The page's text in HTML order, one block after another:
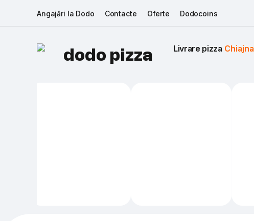
Angajări la Dodo Contacte Oferte Dodocoins
dodo pizza Livrare pizza Chiajna